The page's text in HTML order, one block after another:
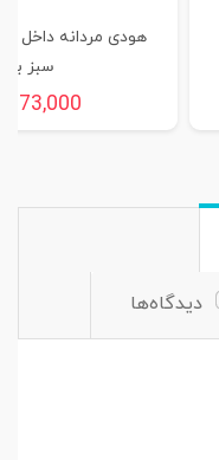
هودی مردانه داخل
سبز
673,000
دیدگاه‌ها